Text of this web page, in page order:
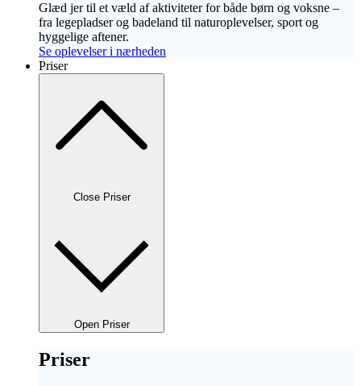
Glæd jer til et væld af aktiviteter for både børn og voksne –
fra legepladser og badeland til naturoplevelser, sport og
hyggelige aftener.
Se oplevelser i nærheden
Priser
Close Priser
Open Priser
Priser